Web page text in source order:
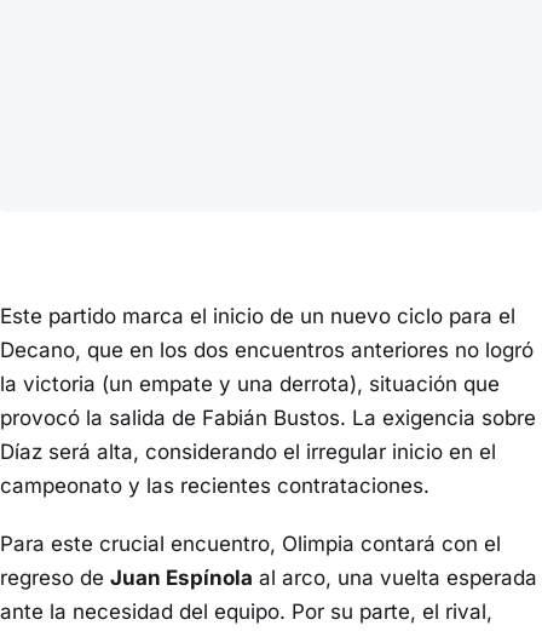
Este partido marca el inicio de un nuevo ciclo para el
Decano, que en los dos encuentros anteriores no logró
la victoria (un empate y una derrota), situación que
provocó la salida de Fabián Bustos. La exigencia sobre
Díaz será alta, considerando el irregular inicio en el
campeonato y las recientes contrataciones.
Para este crucial encuentro, Olimpia contará con el
regreso de Juan Espínola al arco, una vuelta esperada
ante la necesidad del equipo. Por su parte, el rival,